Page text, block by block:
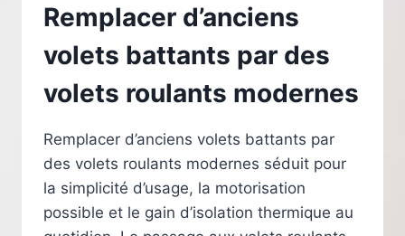
Remplacer d’anciens
volets battants par des
volets roulants modernes
Remplacer d’anciens volets battants par
des volets roulants modernes séduit pour
la simplicité d’usage, la motorisation
possible et le gain d’isolation thermique au